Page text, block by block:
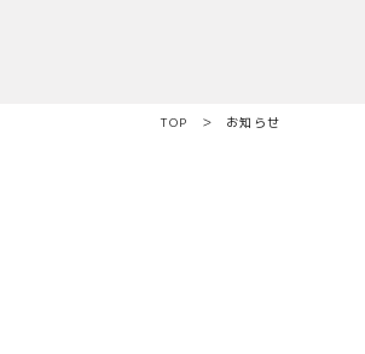
TOP お知らせ